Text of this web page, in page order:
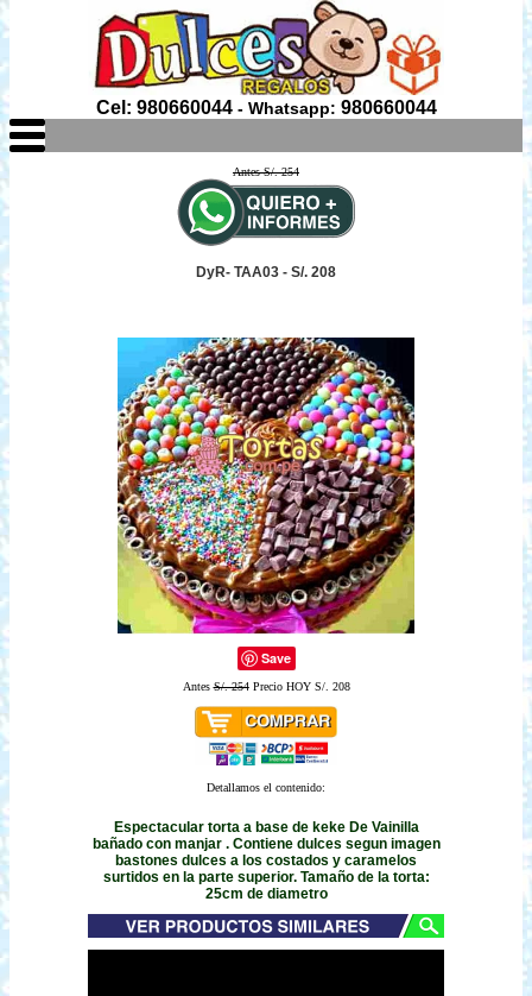
Cel: 980660044- Whatsapp: 980660044
Antes S/. 254
DyR- TAA03 - S/. 208
Save
AntesS/. 254Precio HOY S/. 208
Detallamos el contenido:
Espectacular torta a base de keke De Vainilla
bañado con manjar . Contiene dulces segun imagen
bastones dulces a los costados y caramelos
surtidos en la parte superior. Tamaño de la torta:
25cm de diametro